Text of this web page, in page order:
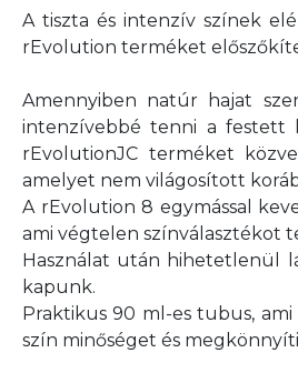
A tiszta és intenzív színek
rEvolution terméket
Amennyiben natúr hajat
intenzívebbé tenni a festett
rEvolutionJC terméket
amelyet nem világosított
A rEvolution 8 egymással
ami végtelen színválasztékot
Használat után hihetetlenül
kapunk.
Praktikus 90 ml-es tubus,
szín minőséget és